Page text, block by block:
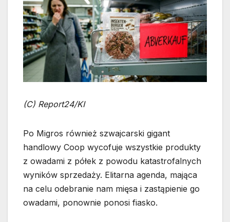
(C) Report24/KI
Po Migros również szwajcarski gigant
handlowy Coop wycofuje wszystkie produkty
z owadami z półek z powodu katastrofalnych
wyników sprzedaży. Elitarna agenda, mająca
na celu odebranie nam mięsa i zastąpienie go
owadami, ponownie ponosi fiasko.